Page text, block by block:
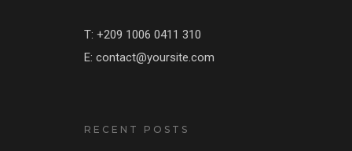
T: +209 1006 0411 310
E: contact@yoursite.com
RECENT POSTS